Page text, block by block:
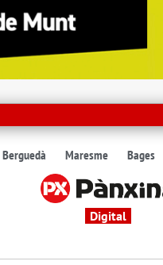
Berguedà Maresme Bages
Digital